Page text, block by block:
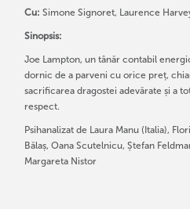
Cu: Simone Signoret, Laurence
Sinopsis:
Joe Lampton, un tânăr contabil
dornic de a parveni cu orice preț,
sacrificarea dragostei adevărate și a
respect.
Psihanalizat de Laura Manu (Italia),
Bălaș, Oana Scutelnicu, Ștefan
Margareta Nistor